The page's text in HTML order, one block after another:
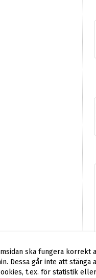
ska fungera korrekt
Dessa går inte att stänga
t.ex. för statistik